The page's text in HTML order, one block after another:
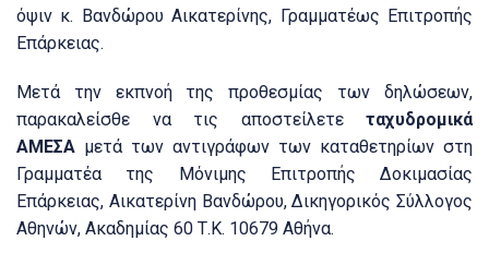
όψιν κ. Βανδώρου Αικατερίνης, Γραμματέως Επιτροπής
Επάρκειας.
Μετά την εκπνοή της προθεσμίας των δηλώσεων,
παρακαλείσθε να τις αποστείλετε ταχυδρομικά
ΑΜΕΣΑ μετά των αντιγράφων των καταθετηρίων στη
Γραμματέα της Μόνιμης Επιτροπής Δοκιμασίας
Επάρκειας, Αικατερίνη Βανδώρου, Δικηγορικός Σύλλογος
Αθηνών, Ακαδημίας 60 Τ.Κ. 10679 Αθήνα.